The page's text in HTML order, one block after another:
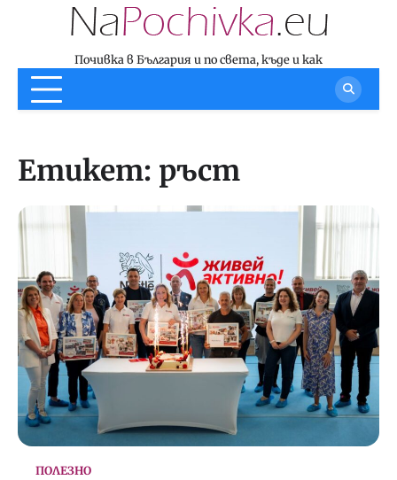
Почивка в България и по света, къде и как
Етикет: ръст
ПОЛЕЗНО